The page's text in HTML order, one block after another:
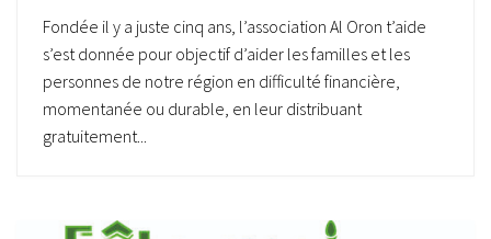
Fondée il y a juste cinq ans, l’association Al Oron t’aide
s’est donnée pour objectif d’aider les familles et les
personnes de notre région en difficulté financière,
momentanée ou durable, en leur distribuant
gratuitement...